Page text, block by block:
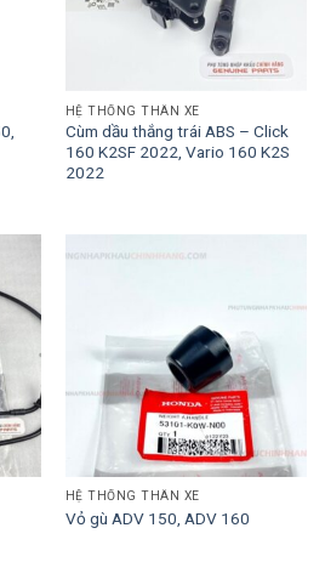
HỆ THỐNG THÂN XE
Cùm dầu thắng trái ABS – Click
160 K2SF 2022, Vario 160 K2S
2022
HỆ THỐNG THÂN XE
Vỏ gù ADV 150, ADV 160